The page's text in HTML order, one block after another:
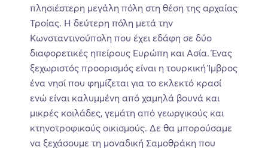
πλησιέστερη μεγάλη πόλη στη θέση της αρχαίας
Τροίας. Η δεύτερη πόλη μετά την
Κωνσταντινούπολη που έχει εδάφη σε δύο
διαφορετικές ηπείρους Ευρώπη και Ασία. Ένας
ξεχωριστός προορισμός είναι η τουρκική Ίμβρος
ένα νησί που φημίζεται για το εκλεκτό κρασί
ενώ είναι καλυμμένη από χαμηλά βουνά και
μικρές κοιλάδες, γεμάτη από γεωργικούς και
κτηνοτροφικούς οικισμούς. Δε θα μπορούσαμε
να ξεχάσουμε τη μοναδική Σαμοθράκη που